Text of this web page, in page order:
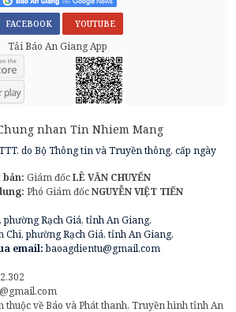
FACEBOOK YOUTUBE
Tải Báo An Giang App
do Bộ Thông tin và Truyền thông, cấp ngày
Giám đốcLÊ VĂN CHUYỂN
Phó Giám đốcNGUYỄN VIỆT TIẾN
phường Rạch Giá, tỉnh An Giang.
Chi, phường Rạch Giá, tỉnh An Giang.
email:baoagdientu@gmail.com
thuộc về Báo và Phát thanh, Truyền hình tỉnh An